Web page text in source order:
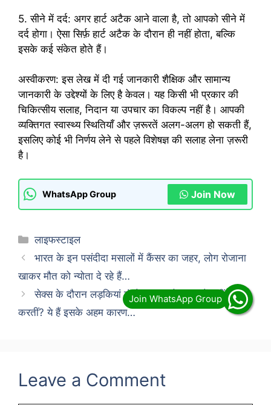
5. सीने में दर्द: अगर हार्ट अटैक आने वाला है, तो आपको सीने में
दर्द होगा। ऐसा सिर्फ़ हार्ट अटैक के दौरान ही नहीं होता, बल्कि
इसके कई संकेत होते हैं।
अस्वीकरण: इस लेख में दी गई जानकारी शैक्षिक और सामान्य
जानकारी के उद्देश्यों के लिए है केवल। यह किसी भी प्रकार की
चिकित्सीय सलाह, निदान या उपचार का विकल्प नहीं है। आपकी
व्यक्तिगत स्वास्थ्य स्थितियाँ और ज़रूरतें अलग-अलग हो सकती हैं,
इसलिए कोई भी निर्णय लेने से पहले विशेषज्ञ की सलाह लेना ज़रूरी
है।
WhatsApp Group Join Now
Categories
लाइफस्टाइल
भारत के इन पसंदीदा मसालों में कैंसर का जहर, लोग रोजाना
खाकर मौत को न्योता दे रहे हैं…
सेक्स के दौरान लड़कियां कंडोम का इस्तेमाल क्यों नहीं
करतीं? ये हैं इसके अहम कारण…
Leave a Comment